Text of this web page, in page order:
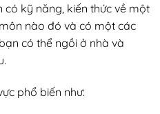
có kỹ năng, kiến thức về một
nào đó và có một các
có thể ngồi ở nhà và
phổ biến như: